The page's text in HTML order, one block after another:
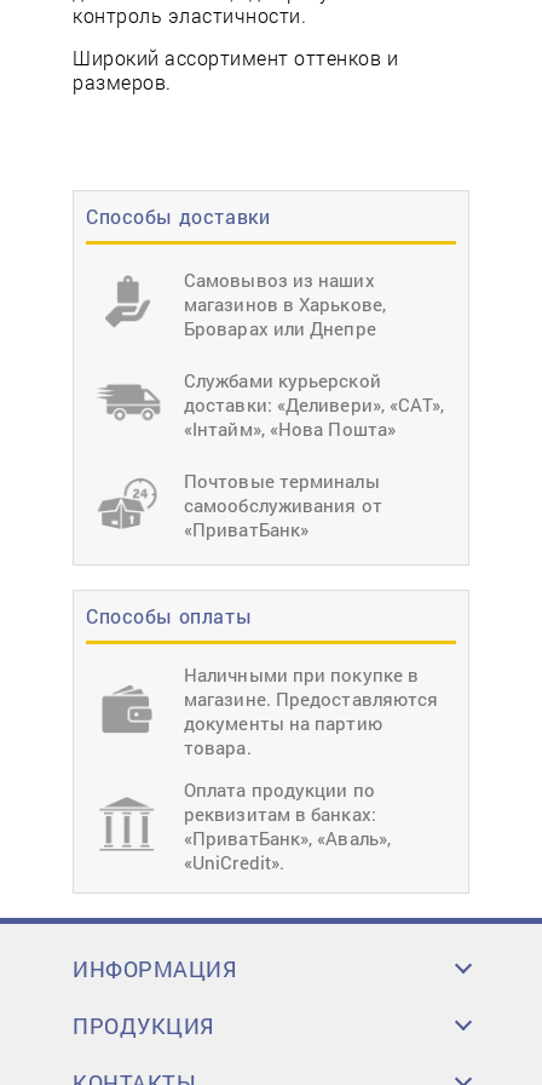
Способы доставки
Самовывоз из наших
магазинов в Харькове,
Броварах или Днепре
Службами курьерской
доставки: «Деливери», «САТ»,
«Інтайм», «Нова Пошта»
Почтовые терминалы
самообслуживания от
«ПриватБанк»
Способы оплаты
Наличными при покупке в
магазине. Предоставляются
документы на партию
товара.
Оплата продукции по
реквизитам в банках:
«ПриватБанк», «Аваль»,
«UniCredit».
контроль эластичности.
Широкий ассортимент оттенков и
размеров.
ИНФОРМАЦИЯ
ПРОДУКЦИЯ